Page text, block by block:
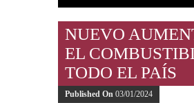
NUEVO
EL
TODO EL PAÍS
Published On 03/01/2024